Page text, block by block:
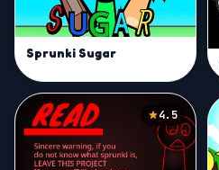
Sprunki Sugar
4.5